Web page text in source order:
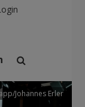
Johannes Erler